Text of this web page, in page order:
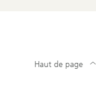
Haut de page